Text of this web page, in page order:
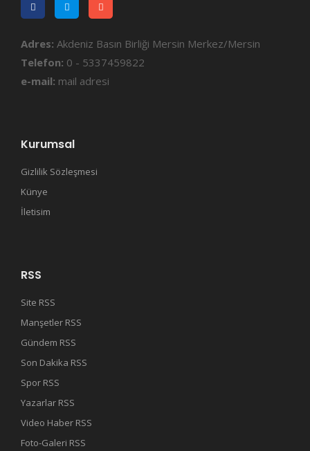
Adres: Akdeniz Basın Birliği Mersin Merkez/Mersin
Telefon: 0 - 5337459822
e-mail: mail adresi
Kurumsal
Gizlilik Sözleşmesi
Künye
İletisim
RSS
Site RSS
Manşetler RSS
Gündem RSS
Son Dakika RSS
Spor RSS
Yazarlar RSS
Video Haber RSS
Foto-Galeri RSS